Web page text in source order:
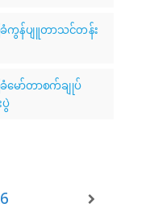
ေခံကွန်ပျူတာသင်တန်း
ခံမော်တာစက်ချုပ်